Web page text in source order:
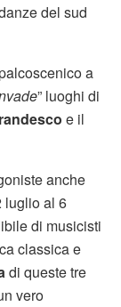
del sud
a
” luoghi di
e il
anche
luglio al 6
di musicisti
classica e
di queste tre
vero